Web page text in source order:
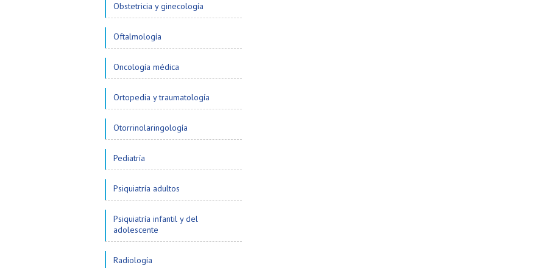
Obstetricia y ginecología
Oftalmología
Oncología médica
Ortopedia y traumatología
Otorrinolaringología
Pediatría
Psiquiatría adultos
Psiquiatría infantil y del
adolescente
Radiología